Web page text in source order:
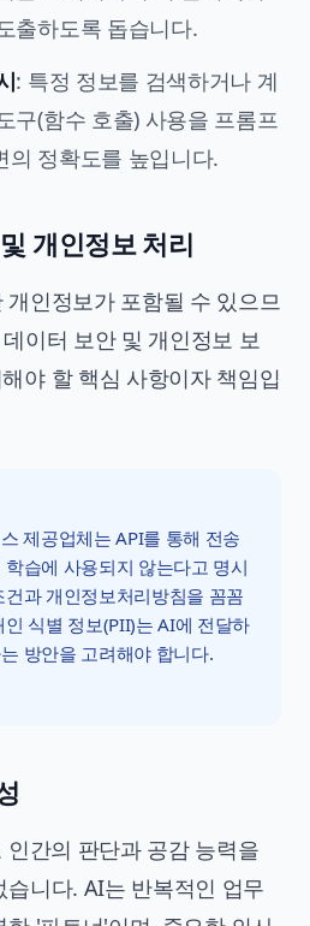
출하도록 돕습니다.
: 특정 정보를 검색하거나 계
구(함수 호출) 사용을 프롬프
의 정확도를 높입니다.
개인정보 처리
인정보가 포함될 수 있으므
이터 보안 및 개인정보 보
야 할 핵심 사항이자 책임입
제공업체는 API를 통해 전송
습에 사용되지 않는다고 명시
과 개인정보처리방침을 꼼꼼
식별 정보(PII)는 AI에 전달하
방안을 고려해야 합니다.
간의 판단과 공감 능력을
니다. AI는 반복적인 업무